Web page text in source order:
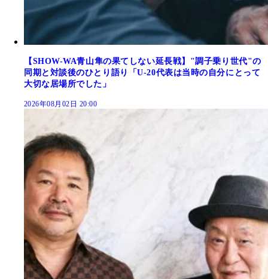
【SHOW-WA青山隼の果てしない延長戦】"調子乗り世代"の
同期と対談後のひとり語り「U-20代表は当時の自分にとって
大切な居場所でした」
2026年08月02日 20:00